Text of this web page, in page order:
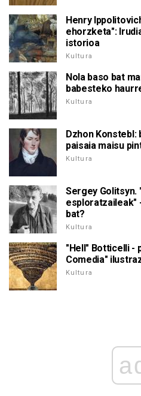
Henry
ehorzketa":
istorioa
Kultura
Nola baso bat
babesteko
Kultura
Dzhon
paisaia maisu
Kultura
Sergey
esploratzaileak"
bat?
Kultura
"Hell" Botticelli -
Comedia"
Kultura